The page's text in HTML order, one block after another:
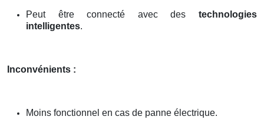
Peut être connecté avec des technologies
intelligentes.
Inconvénients :
Moins fonctionnel en cas de panne électrique.